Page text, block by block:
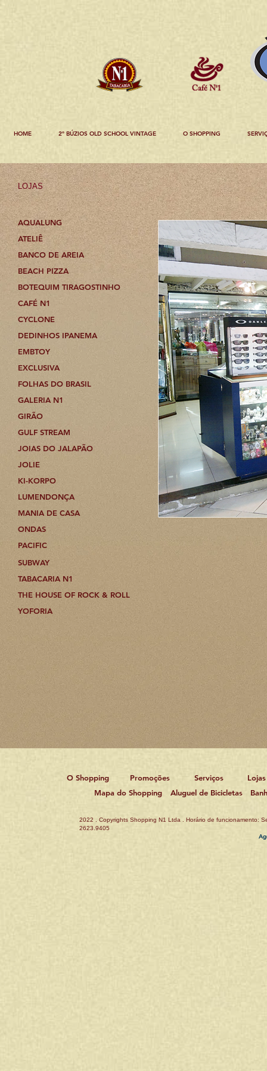
HOME 2º BÚZIOS OLD SCHOOL VINTAGE O SHOPPING
LOJAS
AQUALUNG
ATELIÊ
BANCO DE AREIA
BEACH PIZZA
BOTEQUIM TIRAGOSTINHO
CAFÉ N1
CYCLONE
DEDINHOS IPANEMA
EMBTOY
EXCLUSIVA
FOLHAS DO BRASIL
GALERIA N1
GIRÃO
GULF STREAM
JOIAS DO JALAPÃO
JOLIE
KI-KORPO
LUMENDONÇA
MANIA DE CASA
ONDAS
PACIFIC
SUBWAY
TABACARIA N1
THE HOUSE OF ROCK & ROLL
YOFORIA
O Shopping Promoções
Serviços
Mapa do Shopping
Aluguel de Bicicletas
Lojas
2022 . Copyrights Shopping N1 Ltda . Horário de funcionamento:
2623.9405